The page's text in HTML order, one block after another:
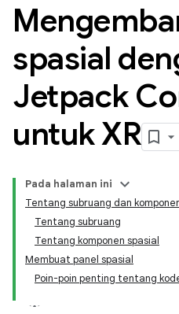
spasial
Jetpack
untuk XR
Pada halaman ini
Tentang subruang dan
Tentang subruang
Tentang komponen spasial
Membuat panel spasial
Poin-poin penting tentang